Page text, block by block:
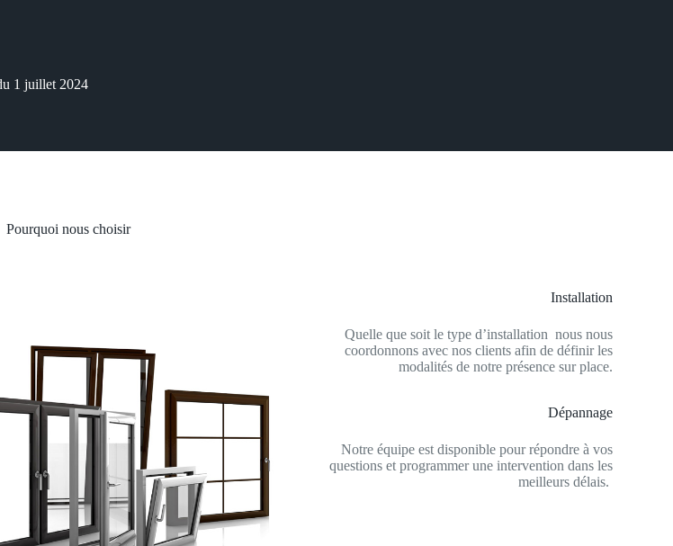
1 juillet 2024
Pourquoi nous choisir
Installation
Quelle que soit le type d’installation nous nous
coordonnons avec nos clients afin de définir les
modalités de notre présence sur place.
Dépannage
Notre équipe est disponible pour répondre à vos
questions et programmer une intervention dans les
meilleurs délais.